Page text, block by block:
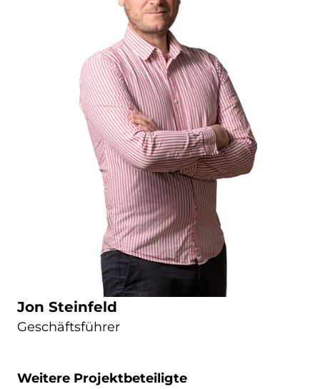
Jon Steinfeld
Geschäftsführer
Weitere Projektbeteiligte